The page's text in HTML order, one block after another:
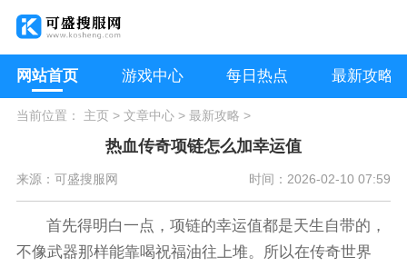
网站首页 游戏中心 每日热点 最新攻略
当前位置： 主页> 文章中心> 最新攻略 >
热血传奇项链怎么加幸运值
来源：可盛搜服网 时间：2026-02-10 07:59
首先得明白一点，项链的幸运值都是天生自带的，
不像武器那样能靠喝祝福油往上堆。所以在传奇世界